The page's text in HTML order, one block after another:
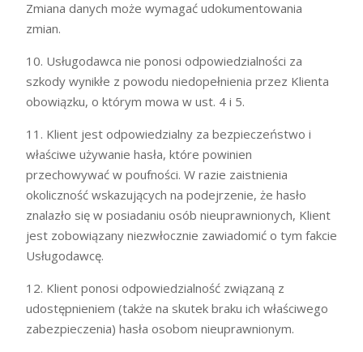
Zmiana danych może wymagać udokumentowania
zmian.
10. Usługodawca nie ponosi odpowiedzialności za
szkody wynikłe z powodu niedopełnienia przez Klienta
obowiązku, o którym mowa w ust. 4 i 5.
11. Klient jest odpowiedzialny za bezpieczeństwo i
właściwe używanie hasła, które powinien
przechowywać w poufności. W razie zaistnienia
okoliczność wskazujących na podejrzenie, że hasło
znalazło się w posiadaniu osób nieuprawnionych, Klient
jest zobowiązany niezwłocznie zawiadomić o tym fakcie
Usługodawcę.
12. Klient ponosi odpowiedzialność związaną z
udostępnieniem (także na skutek braku ich właściwego
zabezpieczenia) hasła osobom nieuprawnionym.